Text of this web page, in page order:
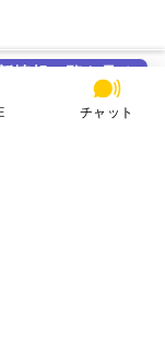
情報一覧を見る
チャット